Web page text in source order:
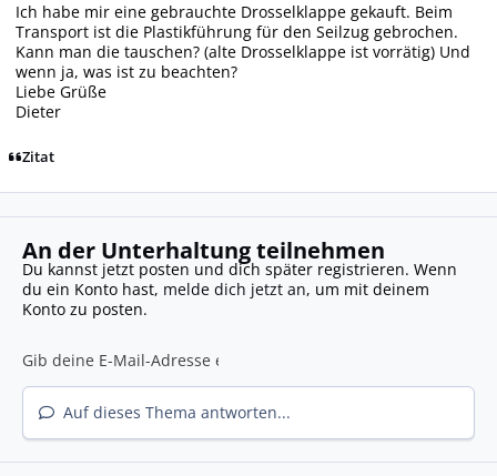
Ich habe mir eine gebrauchte Drosselklappe gekauft. Beim
Transport ist die Plastikführung für den Seilzug gebrochen.
Kann man die tauschen? (alte Drosselklappe ist vorrätig) Und
wenn ja, was ist zu beachten?
Liebe Grüße
Dieter
Zitat
An der Unterhaltung teilnehmen
Du kannst jetzt posten und dich später registrieren. Wenn
du ein Konto hast, melde dich jetzt an, um mit deinem
Konto zu posten.
Auf dieses Thema antworten...